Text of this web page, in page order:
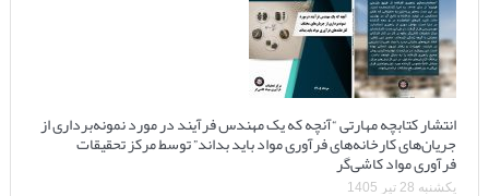
انتشار کتابچه مهارتی “آنچه که یک مهندس فرآیند در مورد نمونه‌برداری از
جریان‌های کارخانه‌های فرآوری مواد باید بداند” توسط مرکز تحقیقات
فرآوری مواد کاشی‌گر
یکشنبه 28 تیر 1405